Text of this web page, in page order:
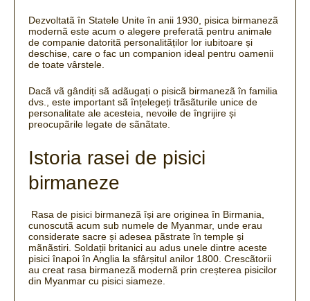
Dezvoltatã în Statele Unite în anii 1930, pisica birmanezã
modernã este acum o alegere preferatã pentru animale
de companie datoritã personalitãților lor iubitoare și
deschise, care o fac un companion ideal pentru oamenii
de toate vârstele.
Dacã vã gândiți sã adãugați o pisicã birmanezã în familia
dvs., este important sã înțelegeți trãsãturile unice de
personalitate ale acesteia, nevoile de îngrijire și
preocupãrile legate de sãnãtate.
Istoria rasei de pisici
birmaneze
Rasa de pisici birmanezã își are originea în Birmania,
cunoscutã acum sub numele de Myanmar, unde erau
considerate sacre și adesea pãstrate în temple și
mãnãstiri. Soldații britanici au adus unele dintre aceste
pisici înapoi în Anglia la sfârșitul anilor 1800. Crescãtorii
au creat rasa birmanezã modernã prin creșterea pisicilor
din Myanmar cu pisici siameze.